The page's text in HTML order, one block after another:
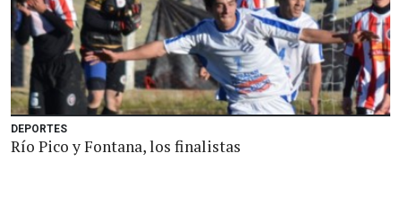
DEPORTES
Río Pico y Fontana, los finalistas